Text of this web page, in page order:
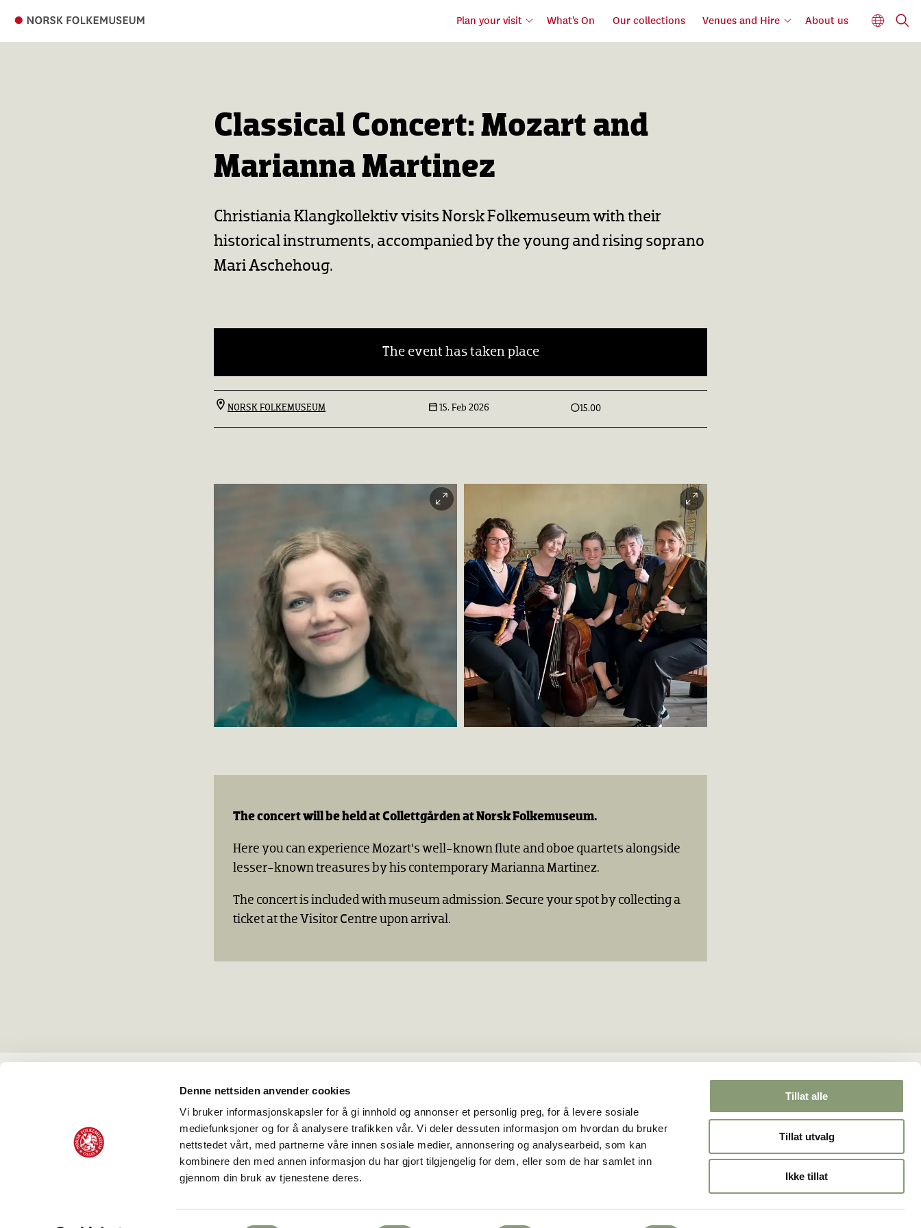
Denne nettsiden anvender cookies
Vi bruker informasjonskapsler for å gi innhold og annonser et personlig preg, for å levere sosiale
mediefunksjoner og for å analysere trafikken vår. Vi deler dessuten informasjon om hvordan du bruker
nettstedet vårt, med partnerne våre innen sosiale medier, annonsering og analysearbeid, som kan
kombinere den med annen informasjon du har gjort tilgjengelig for dem, eller som de har samlet inn
gjennom din bruk av tjenestene deres.
Tillat alle
Tillat utvalg
Ikke tillat
Plan your visit What's On Our collections Venues and Hire About us
Classical Concert: Mozart and
Marianna Martinez
Christiania Klangkollektiv visits Norsk Folkemuseum with their
historical instruments, accompanied by the young and rising soprano
Mari Aschehoug.
The event has taken place
NORSK FOLKEMUSEUM 15. Feb 2026 15.00
The concert will be held at Collettgården at Norsk Folkemuseum.
Here you can experience Mozart’s well-known flute and oboe quartets alongside
lesser-known treasures by his contemporary Marianna Martinez.
The concert is included with museum admission. Secure your spot by collecting a
ticket at the Visitor Centre upon arrival.
(+47) 22 12 37 00
post@norskfolkemuseum.no